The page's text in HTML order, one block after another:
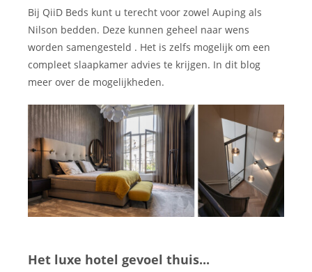
Bij QiiD Beds kunt u terecht voor zowel Auping als
Nilson bedden. Deze kunnen geheel naar wens
worden samengesteld . Het is zelfs mogelijk om een
compleet slaapkamer advies te krijgen. In dit blog
meer over de mogelijkheden.
Het luxe hotel gevoel thuis...